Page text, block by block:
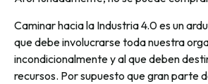
Caminar hacia la Industria 4.0 es un
que debe involucrarse toda nuestra
incondicionalmente y al que deben
recursos. Por supuesto que gran parte